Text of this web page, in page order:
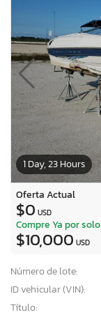
1 Day, 23 Hours
Oferta Actual
$0 USD
Compre Ya por solo
$10,000 USD
Número de lote:
ID vehicular (VIN):
Título: